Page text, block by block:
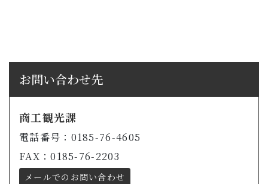
お問い合わせ先
商工観光課
電話番号：0185-76-4605
FAX：0185-76-2203
メールでのお問い合わせ